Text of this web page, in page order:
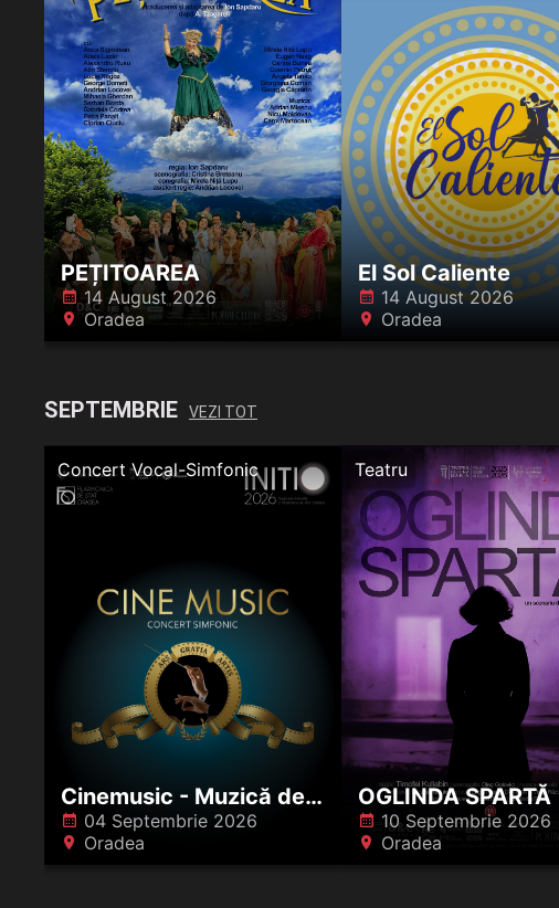
PEȚITOAREA
󰸗 14 August 2026
󰍎 Oradea
El Sol Caliente
󰸗 14 August 2026
󰍎 Oradea
SEPTEMBRIE VEZI TOT
Concert Vocal-Simfonic
Cinemusic - Muzică de film
󰸗 04 Septembrie 2026
󰍎 Oradea
Teatru
OGLINDA SPARTĂ
󰸗 10 Septembrie 2026
󰍎 Oradea